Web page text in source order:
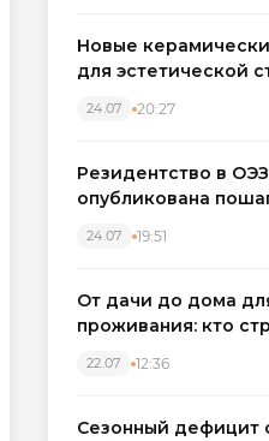
Новые
для эстетической
24.07 20:27
Резидентство в
опубликована
налоговых льгот
24.07 19:51
От дачи до дома
проживания: кто
Западном регионе
22.07 12:36
Сезонный дефицит